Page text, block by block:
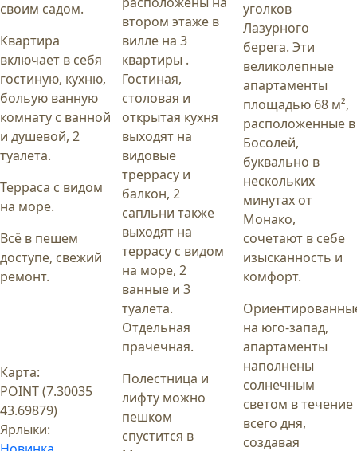
своим садом.
Квартира
включает в себя
гостиную, кухню,
больую ванную
комнату с ванной
и душевой, 2
туалета.
Терраса с видом
на море.
Всё в пешем
доступе, свежий
ремонт.
Карта:
POINT (7.30035
43.69879)
Ярлыки:
втором этаже в
вилле на 3
квартиры .
Гостиная,
столовая и
открытая кухня
выходят на
видовые
треррасу и
балкон, 2
сапльни также
выходят на
террасу с видом
на море, 2
ванные и 3
туалета.
Отдельная
прачечная.
Полестница и
лифту можно
пешком
спустится в
уголков
Лазурного
берега. Эти
великолепные
апартаменты
площадью 68 м²,
расположенные в
Босолей,
буквально в
нескольких
минутах от
Монако,
сочетают в себе
изысканность и
комфорт.
на юго-запад,
апартаменты
наполнены
солнечным
светом в течение
всего дня,
создавая